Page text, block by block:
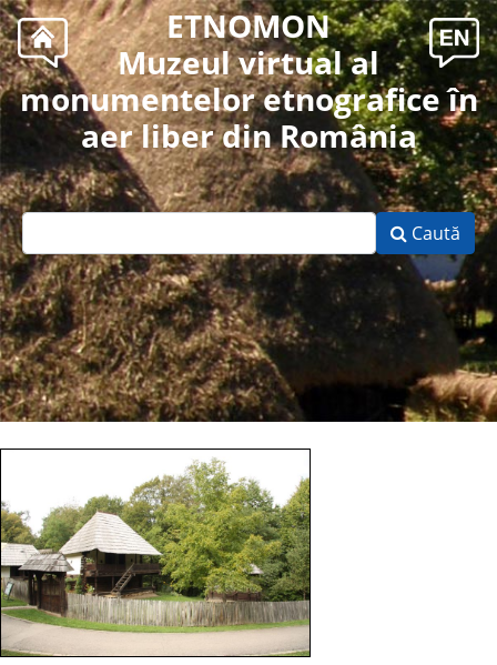
ETNOMON
Muzeul virtual al
monumentelor etnografice în
aer liber din România
Caută